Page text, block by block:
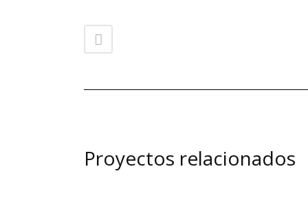
Proyectos relacionados